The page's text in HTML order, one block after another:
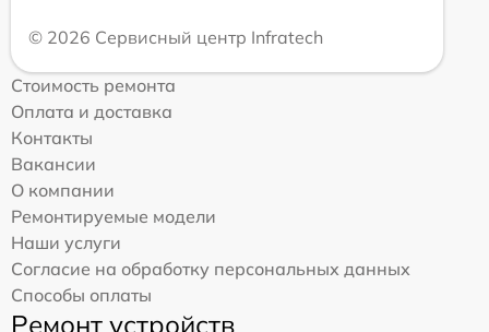
© 2026 Сервисный центр Infratech
Стоимость ремонта
Оплата и доставка
Контакты
Вакансии
О компании
Ремонтируемые модели
Наши услуги
Согласие на обработку персональных данных
Способы оплаты
Ремонт устройств